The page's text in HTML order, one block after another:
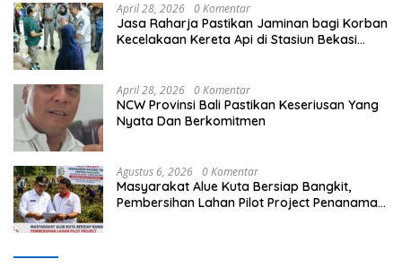
April 28, 2026 0 Komentar
Jasa Raharja Pastikan Jaminan bagi Korban
Kecelakaan Kereta Api di Stasiun Bekasi
April 28, 2026 0 Komentar
NCW Provinsi Bali Pastikan Keseriusan Yang
Nyata Dan Berkomitmen
Agustus 6, 2026 0 Komentar
Masyarakat Alue Kuta Bersiap Bangkit,
Pembersihan Lahan Pilot Project Penanaman